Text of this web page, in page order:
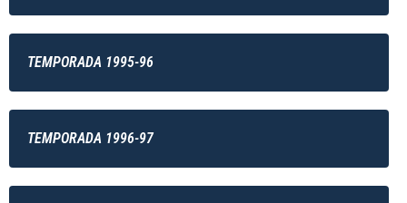
TEMPORADA 1995-96
TEMPORADA 1996-97